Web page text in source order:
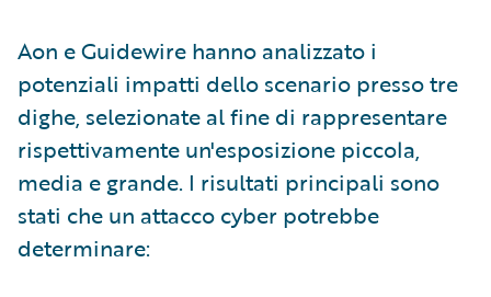
Aon e Guidewire hanno analizzato i
potenziali impatti dello scenario presso tre
dighe, selezionate al fine di rappresentare
rispettivamente un'esposizione piccola,
media e grande. I risultati principali sono
stati che un attacco cyber potrebbe
determinare: